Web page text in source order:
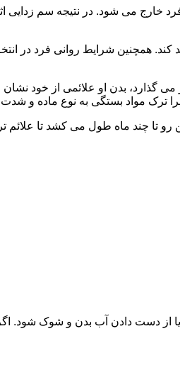
خارج می شود. در نتیجه سم زدایی
کند. همچنین شرایط روانی فرد در
گذارد، بدن او علائمی از خود نشان
مواد بستگی به نوع ماده و شدت
رو تا چند ماه طول می کشد تا علائم
از دست دادن آب بدن و شوک شود.